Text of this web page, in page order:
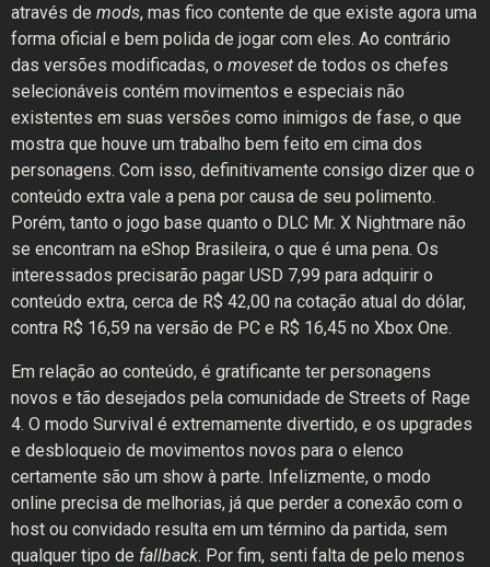
através de mods, mas fico contente de que existe agora uma
forma oficial e bem polida de jogar com eles. Ao contrário
das versões modificadas, o moveset de todos os chefes
selecionáveis contém movimentos e especiais não
existentes em suas versões como inimigos de fase, o que
mostra que houve um trabalho bem feito em cima dos
personagens. Com isso, definitivamente consigo dizer que o
conteúdo extra vale a pena por causa de seu polimento.
Porém, tanto o jogo base quanto o DLC Mr. X Nightmare não
se encontram na eShop Brasileira, o que é uma pena. Os
interessados precisarão pagar USD 7,99 para adquirir o
conteúdo extra, cerca de R$ 42,00 na cotação atual do dólar,
contra R$ 16,59 na versão de PC e R$ 16,45 no Xbox One.
Em relação ao conteúdo, é gratificante ter personagens
novos e tão desejados pela comunidade de Streets of Rage
4. O modo Survival é extremamente divertido, e os upgrades
e desbloqueio de movimentos novos para o elenco
certamente são um show à parte. Infelizmente, o modo
online precisa de melhorias, já que perder a conexão com o
host ou convidado resulta em um término da partida, sem
qualquer tipo de fallback. Por fim, senti falta de pelo menos